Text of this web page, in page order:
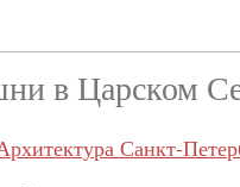
в Царском
Санкт-